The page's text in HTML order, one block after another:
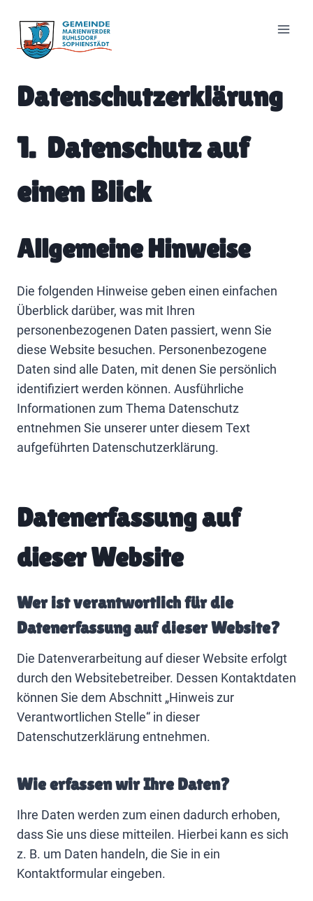
Inhalt
springen
Datenschutzerklärung
1. Datenschutz auf
einen Blick
Allgemeine Hinweise
Die folgenden Hinweise geben einen einfachen
Überblick darüber, was mit Ihren
personenbezogenen Daten passiert, wenn Sie
diese Website besuchen. Personenbezogene
Daten sind alle Daten, mit denen Sie persönlich
identifiziert werden können. Ausführliche
Informationen zum Thema Datenschutz
entnehmen Sie unserer unter diesem Text
aufgeführten Datenschutzerklärung.
Datenerfassung auf
dieser Website
Wer ist verantwortlich für die
Datenerfassung auf dieser Website?
Die Datenverarbeitung auf dieser Website erfolgt
durch den Websitebetreiber. Dessen Kontaktdaten
können Sie dem Abschnitt „Hinweis zur
Verantwortlichen Stelle“ in dieser
Datenschutzerklärung entnehmen.
Wie erfassen wir Ihre Daten?
Ihre Daten werden zum einen dadurch erhoben,
dass Sie uns diese mitteilen. Hierbei kann es sich
z. B. um Daten handeln, die Sie in ein
Kontaktformular eingeben.